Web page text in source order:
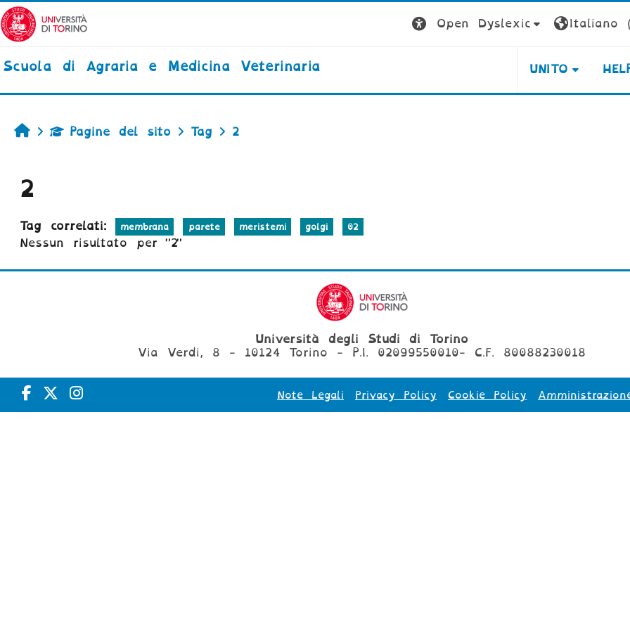
Vai al contenuto principale
Open Dyslexic Italiano
Scuola di Agraria e Medicina Veterinaria UNITO
HomePagine del sito Tag 2
2
Tag correlati: membrana parete meristemi golgi 02
Nessun risultato per "2"
Università degli Studi di Torino
Via Verdi, 8 - 10124 Torino - P.I. 02099550010- C.F. 80088230018
Note Legali Privacy Policy Cookie Policy